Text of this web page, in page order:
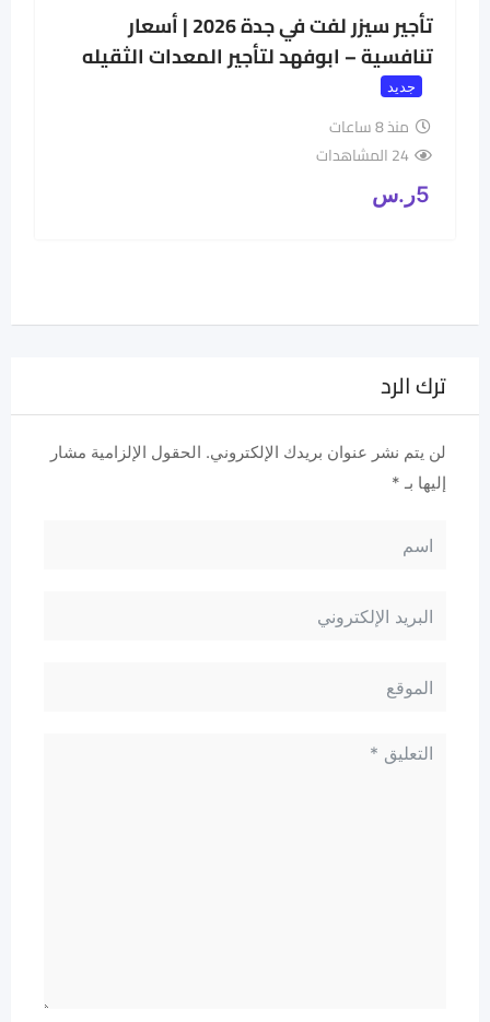
تأجير سيزر لفت في جدة 2026 | أسعار
تنافسية – ابوفهد لتأجير المعدات الثقيله
جديد
منذ 8 ساعات
24 المشاهدات
5ر.س
ترك الرد
لن يتم نشر عنوان بريدك الإلكتروني. الحقول الإلزامية مشار
إليها بـ *